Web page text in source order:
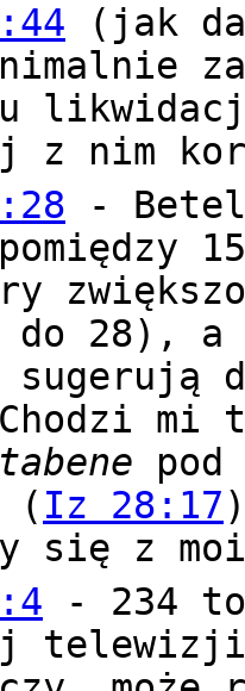
(jak
z nim
-
do 28),
mi
pod
( Iz 28:17
się z
- 234